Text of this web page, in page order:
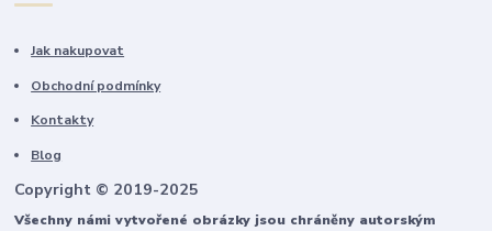
Jak nakupovat
Obchodní podmínky
Kontakty
Blog
Copyright © 2019-2025
Všechny námi vytvořené obrázky jsou chráněny autorským